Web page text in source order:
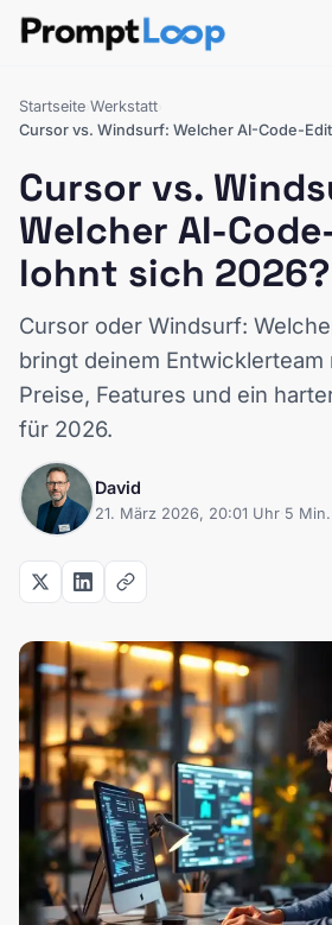
Startseite Werkstatt
Cursor vs. Windsurf: Welcher AI-Code-
Cursor vs.
Welcher AI-
lohnt sich 2026?
Cursor oder Windsurf:
bringt deinem Entwicklerteam
Preise, Features und ein
für 2026.
David
21. März 2026, 20:01 Uhr 5